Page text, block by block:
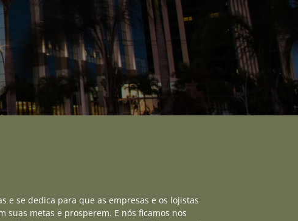
e se dedica para que as empresas e os lojistas
suas metas e prosperem. E nós ficamos nos